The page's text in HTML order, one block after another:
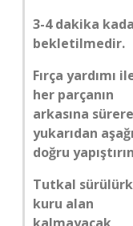
3-4 dakika
bekletilmedir.
Fırça yardımı
her parçanın
arkasına
yukarıdan
doğru
Tutkal
kuru alan